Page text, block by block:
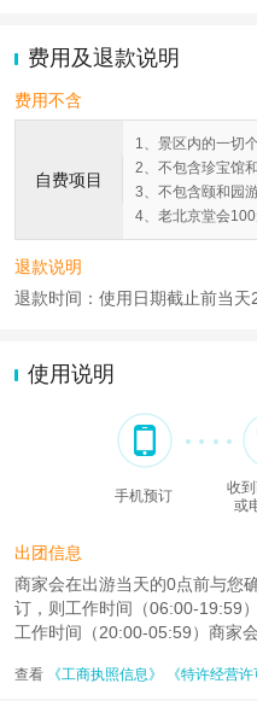
费用及退款说明
费用不含
自费项目
1、景区内的一切
2、不包含珍宝馆
3、不包含颐和园
4、老北京堂会100
退款说明
退款时间：使用日期截止前当
使用说明
手机预订
收
或
出团信息
商家会在出游当天的0点前与您
订，则工作时间（06:00-19:59
工作时间（20:00-05:59）商家
查看 《工商执照信息》 《特许经营